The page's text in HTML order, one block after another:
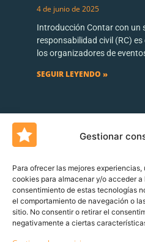
Gestionar
Para ofrecer las mejores
cookies para almacenar y/o acceder
consentimiento de estas tecnologías
el comportamiento de navegación o
sitio. No consentir o retirar el
negativamente a ciertas
4 de junio de 2025
Introducción Contar con un
responsabilidad civil (RC)
los organizadores de
SEGUIR LEYENDO »
Un blog deUrquía&Bas
Servicio al cliente Declaración de